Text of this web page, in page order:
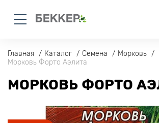
Главная Каталог Семена
Морковь
Морковь Форто Аэлита
МОРКОВЬ ФОРТО